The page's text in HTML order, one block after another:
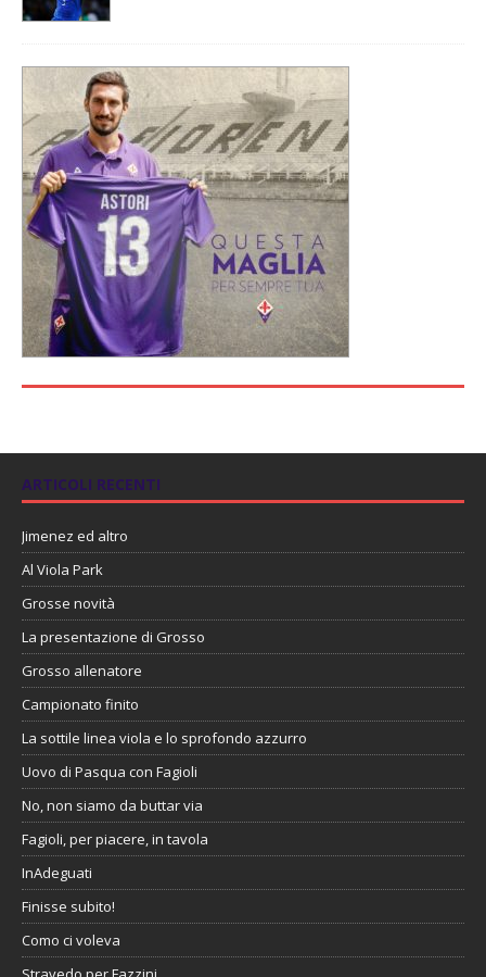
ARTICOLI RECENTI
Jimenez ed altro
Al Viola Park
Grosse novità
La presentazione di Grosso
Grosso allenatore
Campionato finito
La sottile linea viola e lo sprofondo azzurro
Uovo di Pasqua con Fagioli
No, non siamo da buttar via
Fagioli, per piacere, in tavola
InAdeguati
Finisse subito!
Como ci voleva